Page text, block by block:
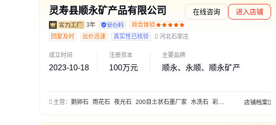
灵寿县顺永矿产品有限公司
3年 综合体验
在线咨询 进入店铺
回复及时 出价迅速 真实性已核验 河北石家庄
成立时间
2023-10-18
注册资本
100万元
主要品牌
顺永、永顺、顺永矿产
主营： 鹅卵石 雨花石 夜光石 200目土状石墨厂家 水洗石 彩色石子 火山岩 烘干砂
店铺档案